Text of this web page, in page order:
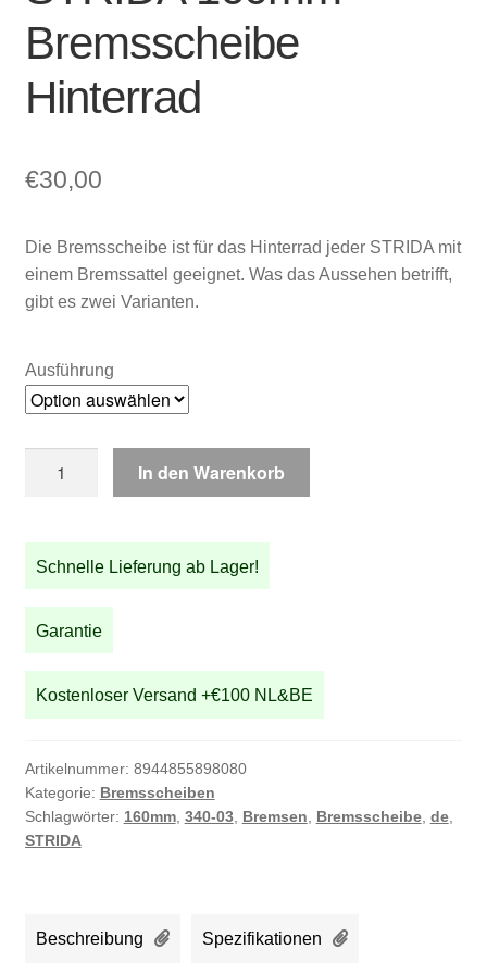
Bremsscheibe
Hinterrad
€30,00
Die Bremsscheibe ist für das Hinterrad jeder STRIDA mit
einem Bremssattel geeignet. Was das Aussehen betrifft,
gibt es zwei Varianten.
Ausführung
Hinterrad
Menge
In den Warenkorb
Schnelle Lieferung ab Lager!
Garantie
Kostenloser Versand +€100 NL&BE
Artikelnummer: 8944855898080
Kategorie: Bremsscheiben
Schlagwörter: 160mm, 340-03, Bremsen Bremsscheibe, de,
STRIDA
Beschreibung Spezifikationen